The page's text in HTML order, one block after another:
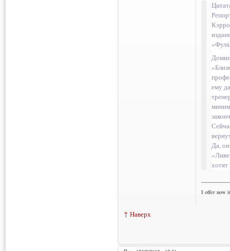
ему
Да,
хотят
I offer now
↑ Наверх